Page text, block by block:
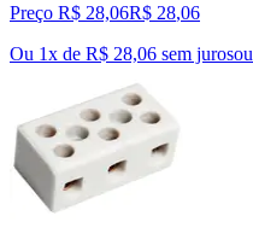
Preço R$ 28,06R$ 28,06
Ou 1x de R$ 28,06 sem jurosou